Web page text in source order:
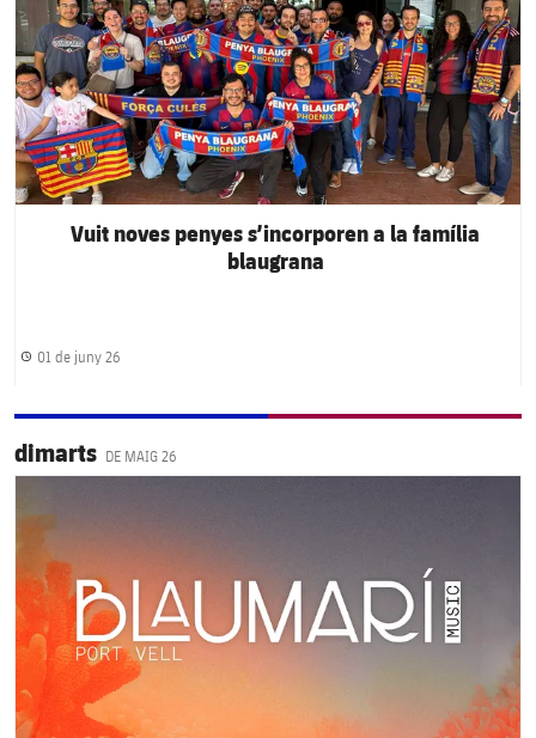
Vuit noves penyes s’incorporen a la família
blaugrana
Data de publicació
01 de juny 26
dimarts DE MAIG 26